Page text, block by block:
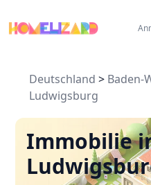
Deutschland > Baden-
Ludwigsburg
Immobilie